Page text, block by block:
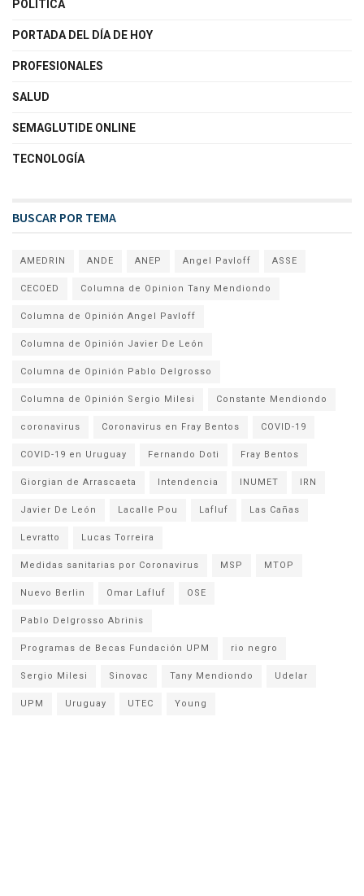
POLÍTICA
PORTADA DEL DÍA DE HOY
PROFESIONALES
SALUD
SEMAGLUTIDE ONLINE
TECNOLOGÍA
BUSCAR POR TEMA
AMEDRIN ANDE ANEP Angel Pavloff ASSE
CECOED Columna de Opinion Tany Mendiondo
Columna de Opinión Angel Pavloff
Columna de Opinión Javier De León
Columna de Opinión Pablo Delgrosso
Columna de Opinión Sergio Milesi Constante Mendiondo
coronavirus Coronavirus en Fray Bentos COVID-19
COVID-19 en Uruguay Fernando Doti Fray Bentos
Giorgian de Arrascaeta Intendencia INUMET IRN
Javier De León Lacalle Pou Lafluf Las Cañas
Levratto Lucas Torreira
Medidas sanitarias por Coronavirus MSP MTOP
Nuevo Berlin Omar Lafluf OSE
Pablo Delgrosso Abrinis
Programas de Becas Fundación UPM rio negro
Sergio Milesi Sinovac Tany Mendiondo Udelar
UPM Uruguay UTEC Young